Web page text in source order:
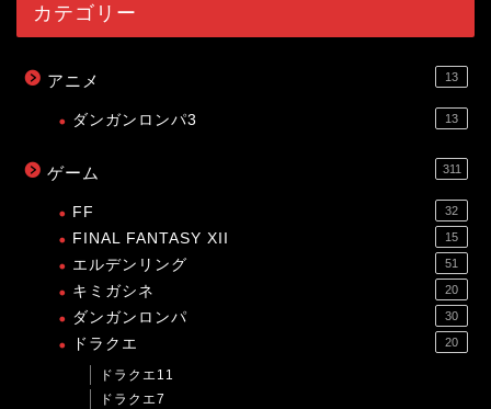
カテゴリー
アニメ 13
ダンガンロンパ3 13
ゲーム 311
FF 32
FINAL FANTASY XII 15
エルデンリング 51
キミガシネ 20
ダンガンロンパ 30
ドラクエ 20
ドラクエ11
ドラクエ7